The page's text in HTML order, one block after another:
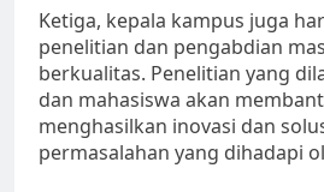
Ketiga, kepala kampus juga
penelitian dan pengabdian
berkualitas. Penelitian yang
dan mahasiswa akan
menghasilkan inovasi dan
permasalahan yang dihadapi